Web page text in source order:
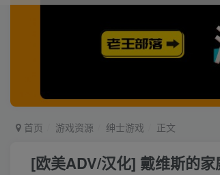
首页 游戏资源 绅士游戏 正文
[欧美ADV/汉化] 戴维斯的